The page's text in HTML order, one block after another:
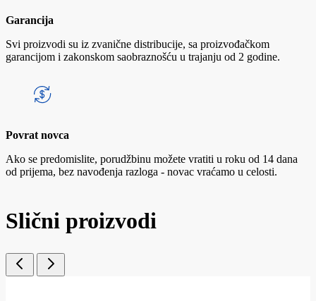
Garancija
Svi proizvodi su iz zvanične distribucije, sa proizvođačkom
garancijom i zakonskom saobraznošću u trajanju od 2 godine.
Povrat novca
Ako se predomislite, porudžbinu možete vratiti u roku od 14 dana
od prijema, bez navođenja razloga - novac vraćamo u celosti.
Slični proizvodi